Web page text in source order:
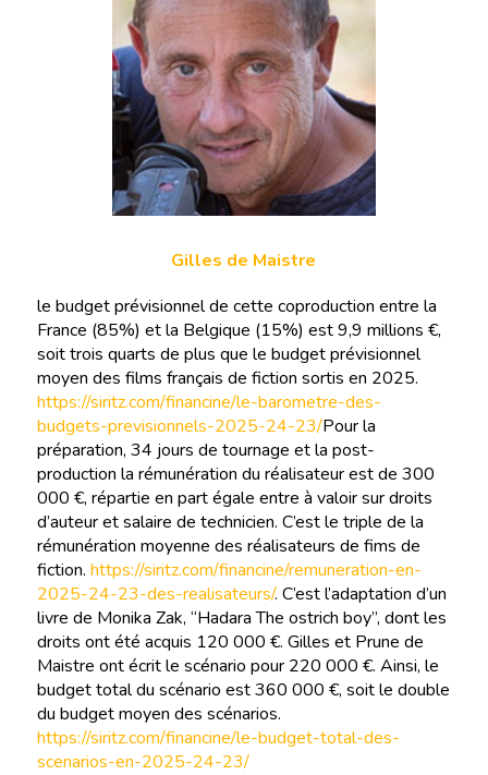
Gilles de Maistre
le budget prévisionnel de cette coproduction entre la
France (85%) et la Belgique (15%) est 9,9 millions €,
soit trois quarts de plus que le budget prévisionnel
moyen des films français de fiction sortis en 2025.
https://siritz.com/financine/le-barometre-des-
budgets-previsionnels-2025-24-23/Pour la
préparation, 34 jours de tournage et la post-
production la rémunération du réalisateur est de 300
000 €, répartie en part égale entre à valoir sur droits
d’auteur et salaire de technicien. C’est le triple de la
rémunération moyenne des réalisateurs de fims de
fiction. https://siritz.com/financine/remuneration-en-
2025-24-23-des-realisateurs/. C’est l’adaptation d’un
livre de Monika Zak, “Hadara The ostrich boy”, dont les
droits ont été acquis 120 000 €. Gilles et Prune de
Maistre ont écrit le scénario pour 220 000 €. Ainsi, le
budget total du scénario est 360 000 €, soit le double
du budget moyen des scénarios.
https://siritz.com/financine/le-budget-total-des-
scenarios-en-2025-24-23/